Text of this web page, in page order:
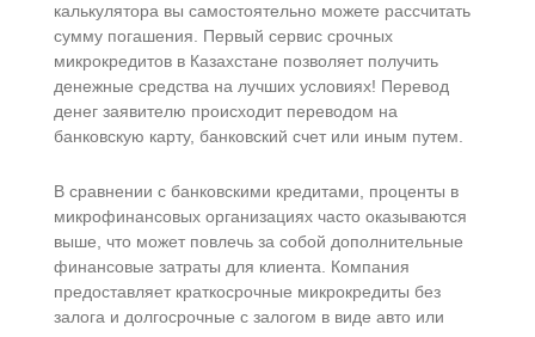
калькулятора вы самостоятельно можете рассчитать
сумму погашения. Первый сервис срочных
микрокредитов в Казахстане позволяет получить
денежные средства на лучших условиях! Перевод
денег заявителю происходит переводом на
банковскую карту, банковский счет или иным путем.
В сравнении с банковскими кредитами, проценты в
микрофинансовых организациях часто оказываются
выше, что может повлечь за собой дополнительные
финансовые затраты для клиента. Компания
предоставляет краткосрочные микрокредиты без
залога и долгосрочные с залогом в виде авто или